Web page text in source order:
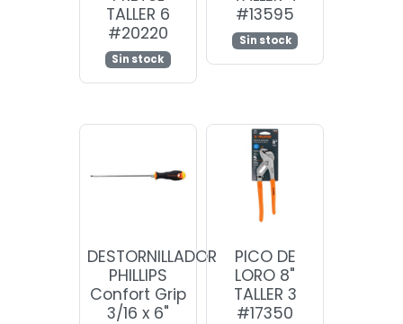
TALLER 6
#20220
Sin stock
#13595
Sin stock
DESTORNILLADOR
PHILLIPS
Confort Grip
3/16 x 6"
PICO DE
LORO 8"
TALLER 3
#17350